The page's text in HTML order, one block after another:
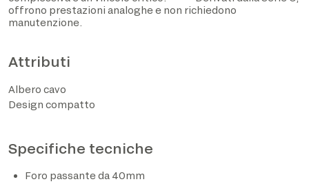
offrono prestazioni analoghe e non richiedono
manutenzione.
Attributi
Albero cavo
Design compatto
Specifiche tecniche
Foro passante da 40mm